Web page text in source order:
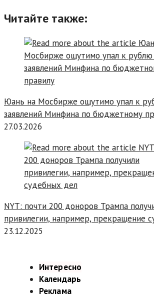
Читайте также:
Юань на Мосбирже ощутимо упал к
заявлений Минфина по бюджетному
27.03.2026
NYT: почти 200 доноров Трампа
привилегии, например, прекращение
23.12.2025
Интересно
Календарь
Реклама